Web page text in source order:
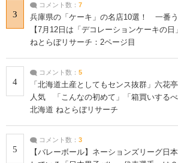
3
コメント数： 7
兵庫県の「ケーキ」の名店10選！ 一番
【7月12日は「デコレーションケーキの
ねとらぼリサーチ：2ページ目
4
コメント数： 5
「北海道土産としてもセンス抜群」六花
人気 「こんなの初めて」「箱買いするべ
北海道 ねとらぼリサーチ
5
コメント数： 3
【バレーボール】ネーションズリーグ日